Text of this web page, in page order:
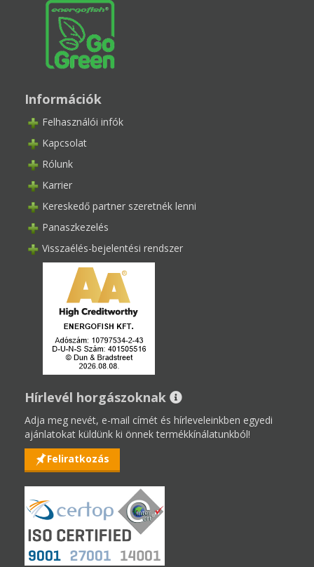
Információk
Felhasználói infók
Kapcsolat
Rólunk
Karrier
Kereskedő partner szeretnék lenni
Panaszkezelés
Visszaélés-bejelentési rendszer
Hírlevél horgászoknak
Adja meg nevét, e-mail címét és hírleveleinkben egyedi
ajánlatokat küldünk ki önnek termékkínálatunkból!
Feliratkozás